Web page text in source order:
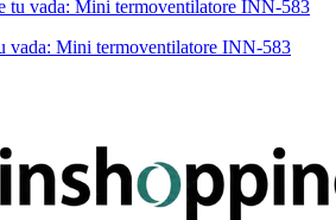
vada: Mini termoventilatore INN-583